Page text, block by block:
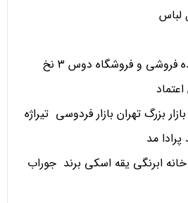
لباس
مزون و تک فروشی عمده فروشی و فروشگاه دوس 3 نخ
بزرگ تهران بازار فردوسی تیراژه
مد
خانه ابرنگی یقه اسکی برند جوراب